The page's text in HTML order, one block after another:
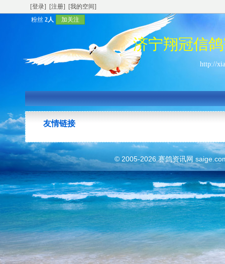
[登录] [注册]
[我的空间]
粉丝 2人 加关注
济宁翔冠信
http://
友情链接
© 2005-2026赛鸽资讯网